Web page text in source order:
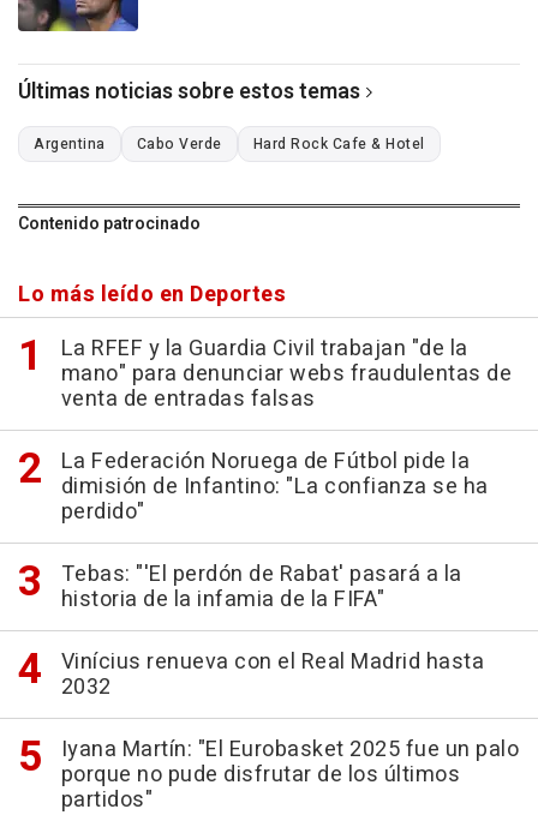
Últimas noticias sobre estos temas
Argentina Cabo Verde Hard Rock Cafe & Hotel
Contenido patrocinado
Lo más leído en Deportes
La RFEF y la Guardia Civil trabajan "de la
mano" para denunciar webs fraudulentas de
venta de entradas falsas
La Federación Noruega de Fútbol pide la
dimisión de Infantino: "La confianza se ha
perdido"
Tebas: "'El perdón de Rabat' pasará a la
historia de la infamia de la FIFA"
Vinícius renueva con el Real Madrid hasta
2032
Iyana Martín: "El Eurobasket 2025 fue un palo
porque no pude disfrutar de los últimos
partidos"